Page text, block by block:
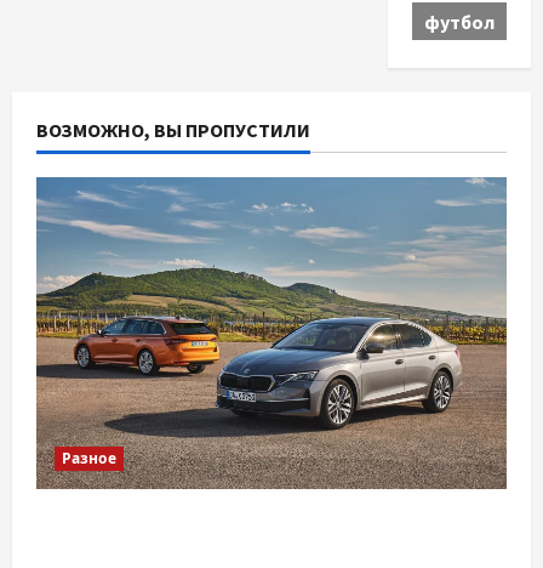
футбол
ВОЗМОЖНО, ВЫ ПРОПУСТИЛИ
Разное